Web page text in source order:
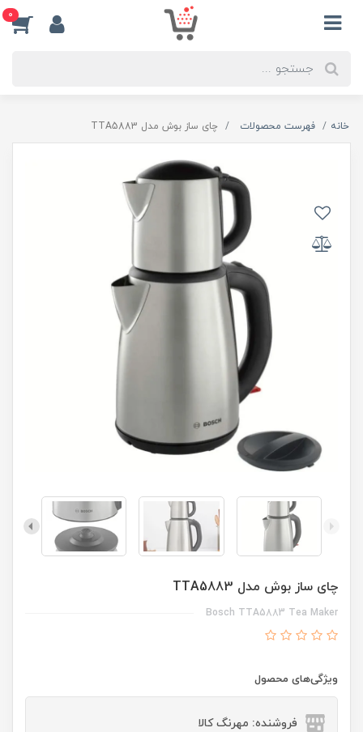
0
خانه فهرست محصولات چای ساز بوش مدل TTA5883
چای ساز بوش مدل TTA5883
Bosch TTA5883 Tea Maker
ویژگی‌های محصول
فروشنده: مهرنگ کالا